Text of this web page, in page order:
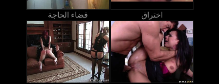
قضاء الحاجة اختراق